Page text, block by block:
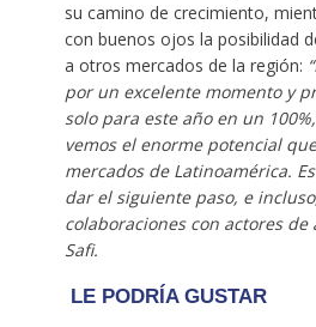
su camino de crecimiento,
con buenos ojos la posibilidad
a otros mercados de la región:
por un excelente momento y
solo para este año en un
vemos el enorme potencial
mercados de Latinoamérica.
dar el siguiente paso, e
colaboraciones con actores de
Safi.